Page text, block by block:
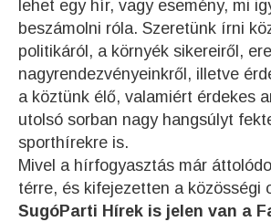
lehet egy hír, vagy esemény, mi
beszámolni róla. Szeretünk írni
politikáról, a környék sikereiről,
nagyrendezvényeinkről, illetve
a köztünk élő, valamiért érdekes
utolsó sorban nagy hangsúlyt
sporthírekre is.
Mivel a hírfogyasztás már
térre, és kifejezetten a közösségi
SugóParti Hírek is jelen van a